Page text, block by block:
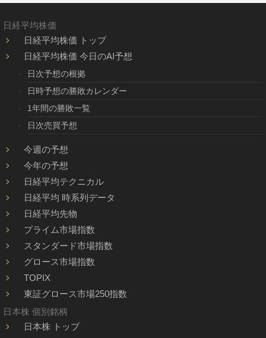
日経平均株価
日経平均株価 トップ
日経平均株価 今日のAI予想
日次予想の根拠
日時予想の勝敗カレンダー
1年間の勝敗一覧
日次売買予想
今週の予想
今年の予想
日経平均テクニカル
日経平均 時系列データ
日経平均先物
プライム市場指数
スタンダード市場指数
グロース市場指数
TOPIX
東証グロース市場250指数
日本株 個別銘柄
日本株 トップ